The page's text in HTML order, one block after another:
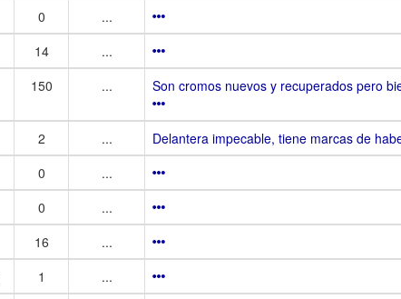
0
...
14
...
150 ... Son cromos nuevos y recuperados pero
2 ...
Delantera impecable, tiene marcas de
0
...
0
...
16
...
1
...